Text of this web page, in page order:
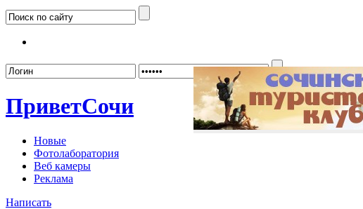
Забыли пароль?
ПриветСочи
Новые
Фотолаборатория
Веб камеры
Реклама
Написать